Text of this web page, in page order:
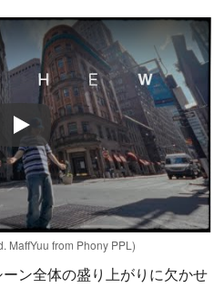
Play
MaffYuu from Phony PPL)
ン全体の盛り上がりに欠かせ